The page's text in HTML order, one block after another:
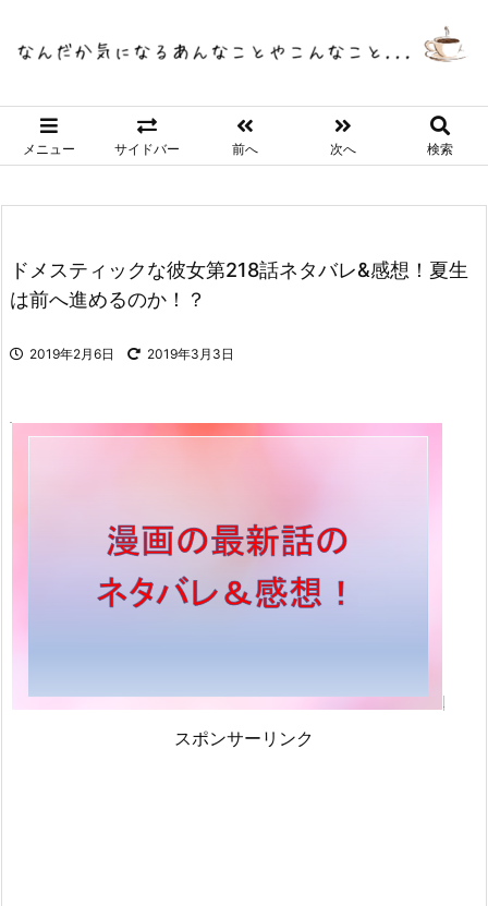
メニュー サイドバー 前へ 次へ 検索
ドメスティックな彼女第218話ネタバレ&感想！夏生
は前へ進めるのか！？
2019年2月6日 2019年3月3日
スポンサーリンク